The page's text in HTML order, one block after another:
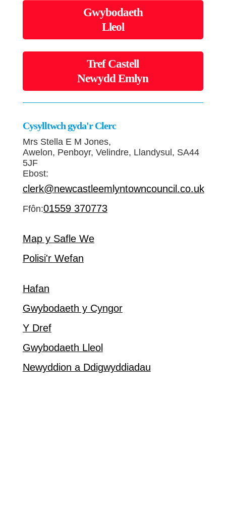
Gwybodaeth
Lleol
Tref Castell
Newydd Emlyn
Cysylltwch gyda'r Clerc
Mrs Stella E M Jones,
Awelon, Penboyr, Velindre, Llandysul, SA44
5JF
Ebost:
clerk@newcastleemlyntowncouncil.co.uk
Ffôn:01559 370773
Map y Safle We
Polisi'r Wefan
Hafan
Gwybodaeth y Cyngor
Y Dref
Gwybodaeth Lleol
Newyddion a Ddigwyddiadau